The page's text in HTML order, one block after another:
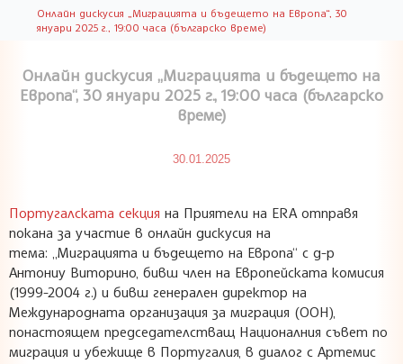
Онлайн дискусия „Миграцията и бъдещето на Европа“, 30
януари 2025 г., 19:00 часа (българско време)
Онлайн дискусия „Миграцията и бъдещето на
Европа“, 30 януари 2025 г., 19:00 часа (българско
време)
30.01.2025
Португалската секция на Приятели на ERA отправя
покана за участие в онлайн дискусия на
тема: „Миграцията и бъдещето на Европа“ с д-р
Антониу Виторино, бивш член на Европейската комисия
(1999-2004 г.) и бивш генерален директор на
Международната организация за миграция (ООН),
понастоящем председателстващ Националния съвет по
миграция и убежище в Португалия, в диалог с Артемис